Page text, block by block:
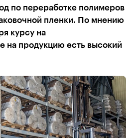
по переработке полимеров
пленки. По мнению
курсу на
на продукцию есть высокий